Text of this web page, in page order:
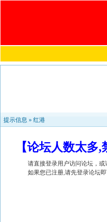
提示信息 » 红港
【论坛人数太
请直接登录用户访问论坛，或
如果您已注册,请先登录论坛